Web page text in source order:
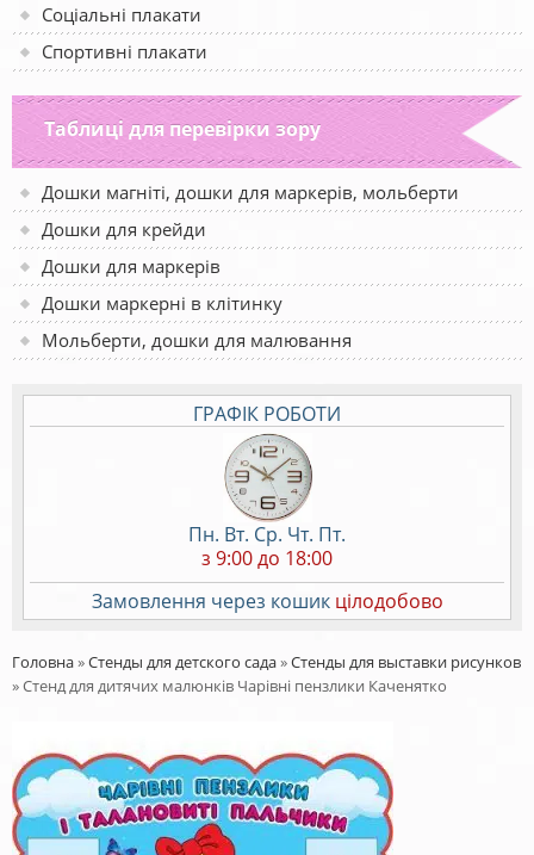
Соціальні плакати
Спортивні плакати
Таблиці для перевірки зору
Дошки магніті, дошки для маркерів, мольберти
Дошки для крейди
Дошки для маркерів
Дошки маркерні в клітинку
Мольберти, дошки для малювання
ГРАФІК РОБОТИ
Пн. Вт. Ср. Чт. Пт.
з 9:00 до 18:00
Замовлення через кошик цілодобово
Головна»Стенды для детского сада»Стенды для выставки рисунков
»Стенд для дитячих малюнків Чарівні пензлики Каченятко